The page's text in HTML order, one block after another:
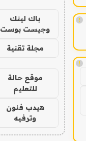
!
!
باك لينك
وجيست بوست
مجلة تقنية
موقع حالة
للتعليم
هيدب فنون
وترفيه